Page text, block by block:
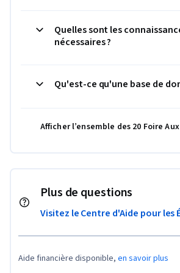
Quelles sont les
nécessaires ?
Qu'est-ce qu'une base de
Afficher l’ensemble des 20 Foire
Plus de questions
Visitez le Centre d'Aide pour les
Aide financière disponible, en savoir plus